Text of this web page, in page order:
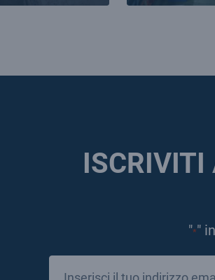
ISCRIVITI
"*"